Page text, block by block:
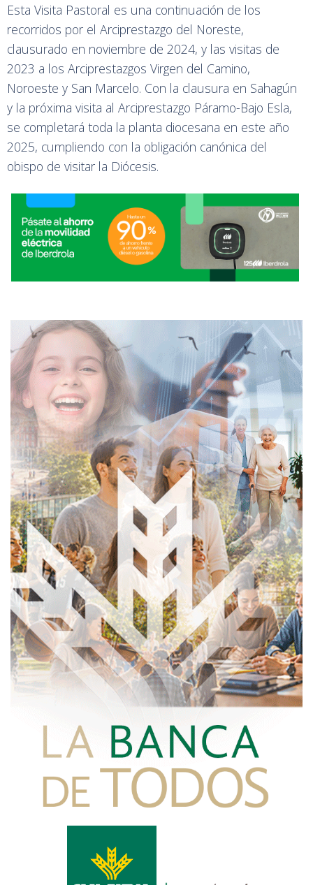
Esta Visita Pastoral es una continuación de los
recorridos por el Arciprestazgo del Noreste,
clausurado en noviembre de 2024, y las visitas de
2023 a los Arciprestazgos Virgen del Camino,
Noroeste y San Marcelo. Con la clausura en Sahagún
y la próxima visita al Arciprestazgo Páramo-Bajo Esla,
se completará toda la planta diocesana en este año
2025, cumpliendo con la obligación canónica del
obispo de visitar la Diócesis.